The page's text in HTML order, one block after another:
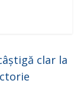
clar la